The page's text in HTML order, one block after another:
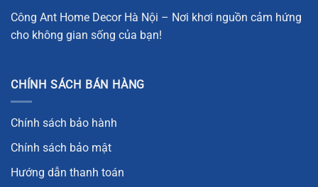
Đồng hồ treo tường cánh quạt thời gian decor phòng khách
Vật Liệu Cao Cấp: Tấm Thân Thiện Với Môi
Trường Nhập Khẩu Và Kim Loại
Đồng hồ treo tường cánh quạt thời gian được làm từ
những vật liệu cao cấp như tấm thân thiện với môi trường
không chỉ đảm bảo độ bền cao mà còn mang lại vẻ đẹp
Công Ant Home Decor Hà Nội – Nơi khơi nguồn cảm hứng
cho không gian sống của bạn!
CHÍNH SÁCH BÁN HÀNG
Chính sách bảo hành
Chính sách bảo mật
Hướng dẫn thanh toán